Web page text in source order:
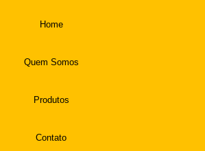
Home
Quem Somos
Produtos
Contato